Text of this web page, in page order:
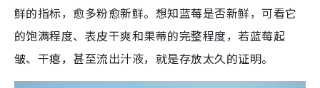
鲜的指标，愈多粉愈新鲜。想知蓝莓是否新鲜，可看它
的饱满程度、表皮干爽和果蒂的完整程度，若蓝莓起
皱、干瘪，甚至流出汁液，就是存放太久的证明。